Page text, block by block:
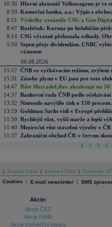
10:30 Hlavní akcionář Volkswagenu je ve
8:59 Komerční banka, a.s.: Výpis z
8:51
Výsledky oznámily CSG a Gen
8:47 Rozbřesk: Koruna po holubičím
8:14 CSG výrazně překonala odhady.
5:50 Srpen přeje dividendám. CNBC
výnosem
06.08.2026
15:57 ČNB ve vyčkávacím režimu, zvýšení
15:31
Zásoby plynu v EU jsou pro toto
14:47 Růst MercadoLibre akceleruje na
14:37 Bankovní rada ČNB podle
13:32 Nintendo navýšilo zisk o 150
13:19 Goldman Sachs vidí v Evropě
11:59 Rychlejší růst, vyšší marže a lepší
11:40 Meziroční růst stavební výroby v
11:37
Zahraniční obchod ČR v červnu
1 2 3 4
Skupina Patria Kariéra v Patrii Podmínky
Cookies | E-mail newsletter | SMS
Akcie:
Akcie ČEZ
Akcie NWR
Akcie Komerční banka